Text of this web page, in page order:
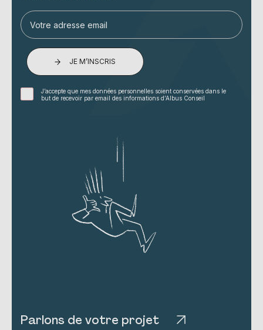
JE M’INSCRIS
J’accepte que mes données personnelles soient conservées dans le
but de recevoir par email des informations d’Albus Conseil
Parlons de votre projet